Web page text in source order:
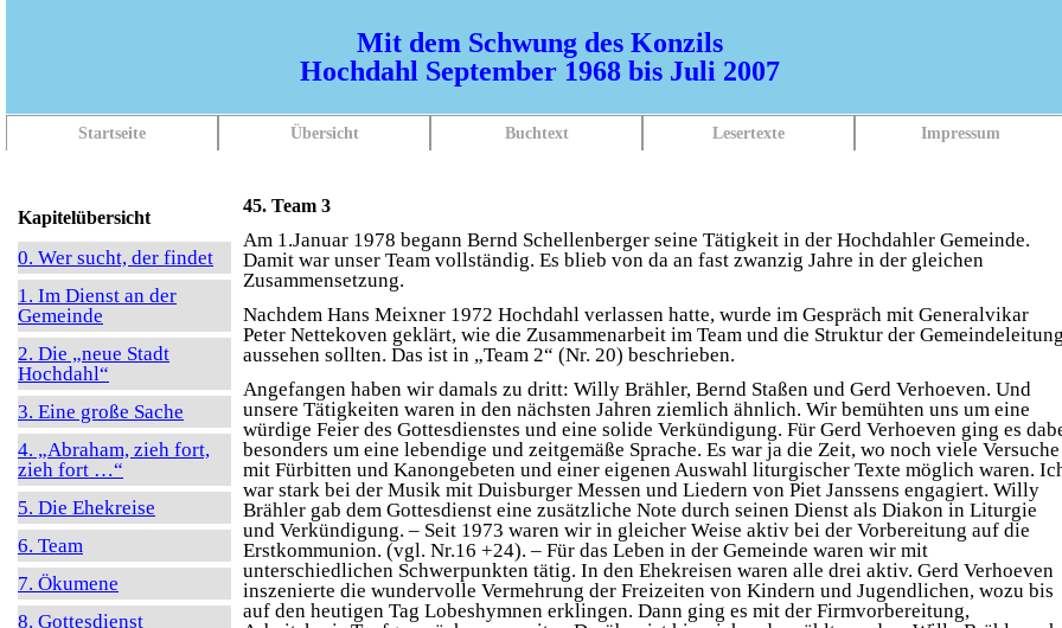
Mit dem Schwung des Konzils
Hochdahl September 1968 bis Juli 2007
Navigation
überspringenStartseite Übersicht Buchtext Lesertexte Impressum
45. Team 3
Am 1.Januar 1978 begann Bernd Schellenberger seine Tätigkeit in der Hochdahler Gemeinde.
Damit war unser Team vollständig. Es blieb von da an fast zwanzig Jahre in der gleichen
Zusammensetzung.
Nachdem Hans Meixner 1972 Hochdahl verlassen hatte, wurde im Gespräch mit Generalvikar
Peter Nettekoven geklärt, wie die Zusammenarbeit im Team und die Struktur der Gemeindeleitung
aussehen sollten. Das ist in „Team 2“ (Nr. 20) beschrieben.
Angefangen haben wir damals zu dritt: Willy Brähler, Bernd Staßen und Gerd Verhoeven. Und
unsere Tätigkeiten waren in den nächsten Jahren ziemlich ähnlich. Wir bemühten uns um eine
würdige Feier des Gottesdienstes und eine solide Verkündigung. Für Gerd Verhoeven ging es
besonders um eine lebendige und zeitgemäße Sprache. Es war ja die Zeit, wo noch viele Versuche
mit Fürbitten und Kanongebeten und einer eigenen Auswahl liturgischer Texte möglich waren.
war stark bei der Musik mit Duisburger Messen und Liedern von Piet Janssens engagiert. Willy
Brähler gab dem Gottesdienst eine zusätzliche Note durch seinen Dienst als Diakon in Liturgie
und Verkündigung. – Seit 1973 waren wir in gleicher Weise aktiv bei der Vorbereitung auf die
Erstkommunion. (vgl. Nr.16 +24). – Für das Leben in der Gemeinde waren wir mit
unterschiedlichen Schwerpunkten tätig. In den Ehekreisen waren alle drei aktiv. Gerd Verhoeven
inszenierte die wundervolle Vermehrung der Freizeiten von Kindern und Jugendlichen, wozu bis
auf den heutigen Tag Lobeshymnen erklingen. Dann ging es mit der Firmvorbereitung,
Kapitelübersicht
0. Wer sucht, der findet
1. Im Dienst an der
Gemeinde
2. Die „neue Stadt
Hochdahl“
3. Eine große Sache
4. „Abraham, zieh fort,
zieh fort …“
5. Die Ehekreise
6. Team
7. Ökumene
8. Gottesdienst